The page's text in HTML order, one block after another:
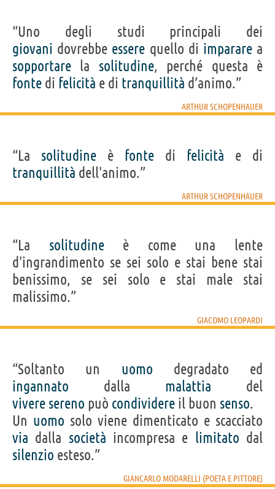
“Uno degli studi principali dei
giovani dovrebbe essere quello di impararea
sopportare la solitudine, perché questa è
fonte di felicità e di tranquillità d’animo.”
ARTHUR SCHOPENHAUER
“La solitudine è fonte di felicità e di
tranquillità dell'animo.”
ARTHUR SCHOPENHAUER
“La solitudineè come una lente
d'ingrandimento se sei solo e stai bene stai
benissimo, se sei solo e stai male stai
malissimo.”
GIACOMO LEOPARDI
“Soltanto un uomo degradato ed
ingannato dalla malattia del
vivere sereno può condividere il buon senso.
Un uomo solo viene dimenticato e scacciato
via dalla società incompresa e limitato dal
silenzio esteso.”
GIANCARLO MODARELLI (POETA E PITTORE)